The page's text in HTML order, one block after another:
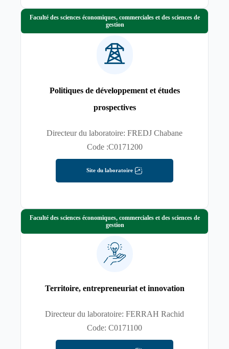
Politiques de développement et études
prospectives
Directeur du laboratoire: FREDJ Chabane
Code :C0171200
Site du laboratoire
Faculté des sciences économiques, commerciales et des sciences de
gestion
Territoire, entrepreneuriat et innovation
Directeur du laboratoire: FERRAH Rachid
Code: C0171100
Faculté des sciences économiques, commerciales et des sciences de
gestion